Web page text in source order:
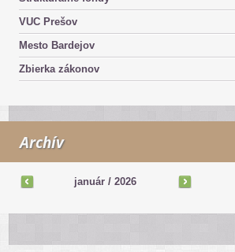
VUC Prešov
Mesto Bardejov
Zbierka zákonov
Archív
január / 2026